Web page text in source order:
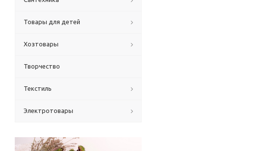
Товары для детей
Хозтовары
Творчество
Текстиль
Электротовары